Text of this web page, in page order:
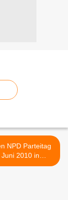
NPD Parteitag
2010 in
Bamberg >